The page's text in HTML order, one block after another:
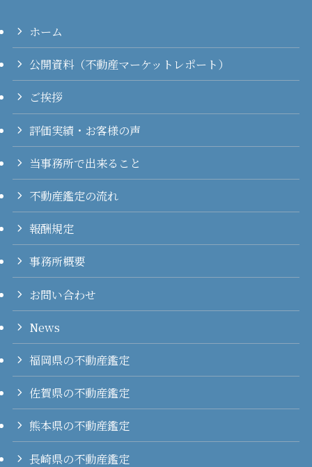
ホーム
公開資料（不動産マーケットレポート）
ご挨拶
評価実績・お客様の声
当事務所で出来ること
不動産鑑定の流れ
報酬規定
事務所概要
お問い合わせ
News
福岡県の不動産鑑定
佐賀県の不動産鑑定
熊本県の不動産鑑定
長崎県の不動産鑑定